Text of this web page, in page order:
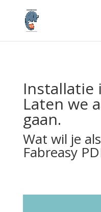
Installatie
Laten we
gaan.
Wat wil je
Fabreasy